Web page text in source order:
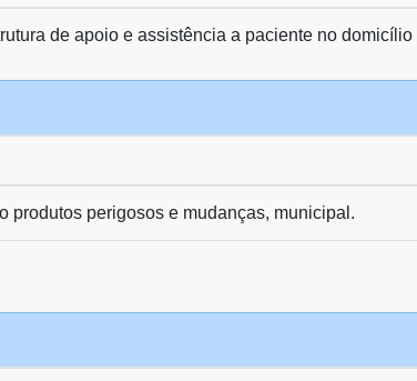
de apoio e assistência a paciente no domicílio
produtos perigosos e mudanças, municipal.